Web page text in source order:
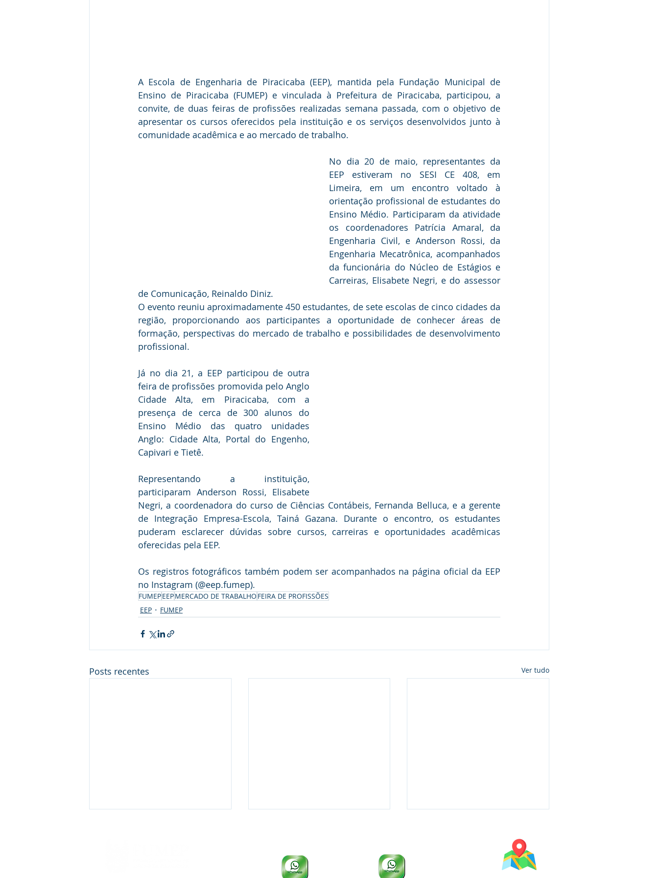
A Escola de Engenharia de Piracicaba (EEP), mantida pela Fundação Municipal de
Ensino de Piracicaba (FUMEP) e vinculada à Prefeitura de Piracicaba, participou, a
convite, de duas feiras de profissões realizadas semana passada, com o objetivo de
apresentar os cursos oferecidos pela instituição e os serviços desenvolvidos junto à
comunidade acadêmica e ao mercado de trabalho.
No dia 20 de maio, representantes da
EEP estiveram no SESI CE 408, em
Limeira, em um encontro voltado à
orientação profissional de estudantes do
Ensino Médio. Participaram da atividade
os coordenadores Patrícia Amaral, da
Engenharia Civil, e Anderson Rossi, da
Engenharia Mecatrônica, acompanhados
da funcionária do Núcleo de Estágios e
Carreiras, Elisabete Negri, e do assessor
de Comunicação, Reinaldo Diniz.
O evento reuniu aproximadamente 450 estudantes, de sete escolas de cinco cidades da
região, proporcionando aos participantes a oportunidade de conhecer áreas de
formação, perspectivas do mercado de trabalho e possibilidades de desenvolvimento
profissional.
Já no dia 21, a EEP participou de outra
feira de profissões promovida pelo Anglo
Cidade Alta, em Piracicaba, com a
presença de cerca de 300 alunos do
Ensino Médio das quatro unidades
Anglo: Cidade Alta, Portal do Engenho,
Capivari e Tietê.
Representando a instituição,
participaram Anderson Rossi, Elisabete
Negri, a coordenadora do curso de Ciências Contábeis, Fernanda Belluca, e a gerente
de Integração Empresa-Escola, Tainá Gazana. Durante o encontro, os estudantes
puderam esclarecer dúvidas sobre cursos, carreiras e oportunidades acadêmicas
oferecidas pela EEP.
Os registros fotográficos também podem ser acompanhados na página oficial da EEP
no Instagram (@eep.fumep).
FUMEPEEPMERCADO DE TRABALHO FEIRA DE PROFISSÕES
EEP
FUMEP
Posts recentes Ver tudo